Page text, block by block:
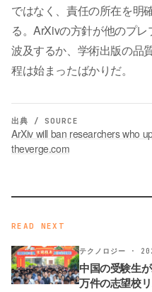
ではなく、責任の所在を明
る。ArXivの方針が他のプ
波及するか、学術出版の品
程は始まったばかりだ。
出典 / SOURCE
ArXiv will ban researchers who
theverge.com
READ NEXT
テクノロジー ·
中国の受験生
万件の志望校